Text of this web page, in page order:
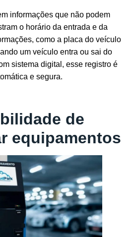
informações que não podem
o horário da entrada e da
como a placa do veículo
um veículo entra ou sai do
sistema digital, esse registro é
e segura.
de
equipamentos